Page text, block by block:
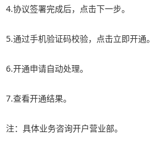
4.协议签署完成后，点击下一步。
5.通过手机验证码校验，点击立即开通。
6.开通申请自动处理。
7.查看开通结果。
注：具体业务咨询开户营业部。